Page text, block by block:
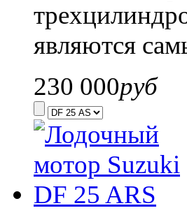
являются
230 000руб